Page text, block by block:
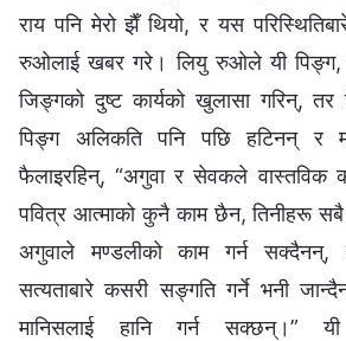
राय पनि मेरो झैँ थियो, र यस
रुओलाई खबर गरे। लियु रुओले यी पिङ्ग,
जिङ्गको दुष्ट कार्यको खुलासा गरिन्,
पिङ्ग अलिकति पनि पछि हटिनन् र
फैलाइरहिन्, “अगुवा र सेवकले वास्तविक
पवित्र आत्माको कुनै काम छैन, तिनीहरू
अगुवाले मण्डलीको काम गर्न सक्दैनन्,
सत्यताबारे कसरी सङ्गति गर्ने भनी
मानिसलाई हानि गर्न